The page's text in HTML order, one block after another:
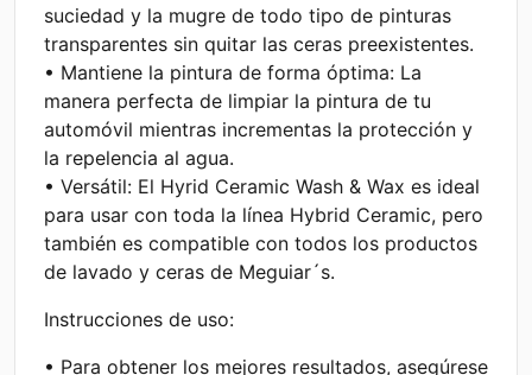
suciedad y la mugre de todo tipo de pinturas
transparentes sin quitar las ceras preexistentes.
• Mantiene la pintura de forma óptima: La
manera perfecta de limpiar la pintura de tu
automóvil mientras incrementas la protección y
la repelencia al agua.
• Versátil: El Hyrid Ceramic Wash & Wax es ideal
para usar con toda la línea Hybrid Ceramic, pero
también es compatible con todos los productos
de lavado y ceras de Meguiar´s.
Instrucciones de uso:
• Para obtener los mejores resultados, asegúrese